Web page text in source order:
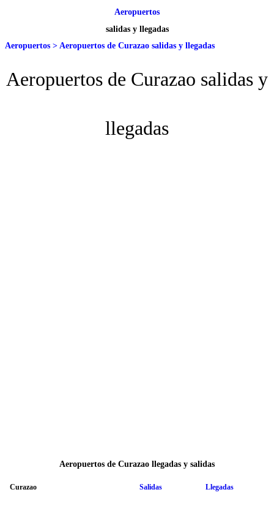
Aeropuertos
salidas y llegadas
Aeropuertos > Aeropuertos de Curazao salidas y llegadas
Aeropuertos de Curazao salidas y
llegadas
Aeropuertos de Curazao llegadas y salidas
Curazao Salidas Llegadas